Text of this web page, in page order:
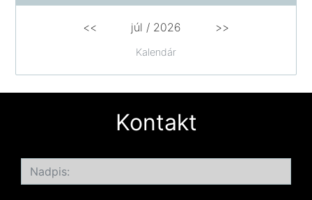
Kalendár
<< júl / 2026 >>
Kontakt